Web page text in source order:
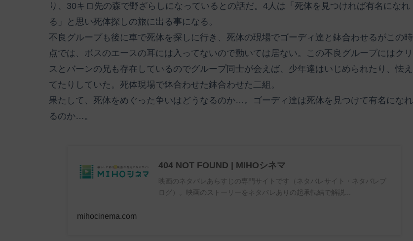
り、30キロ先の森で野ざらしになっているとの話だ。4人は「死体を見つければ有名になれ
る」と思い死体探しの旅に出る事になる。
不良グループも後に車で死体を探しに行き、死体の現場でゴーディ達と鉢合わせるがこの時
点では、ボスのエースの耳には入ってないので動いては居ない。この不良グループにはクリ
スとバーンの兄も存在しているのでグループ同士が会えば、少年達はいじめられたり、怯え
てたりしていた。死体現場で鉢合わせた鉢合わせた二組。
果たして、死体をめぐった争いはどうなるのか…。ゴーディ達は死体を見つけて有名になれ
るのか…。
404 NOT FOUND | MIHOシネマ
映画のネタバレあらすじの専門サイトです（ネタバレサイト・ネタバレブ
ログ）。映画のストーリーをネタバレありの起承転結で解説...
mihocinema.com